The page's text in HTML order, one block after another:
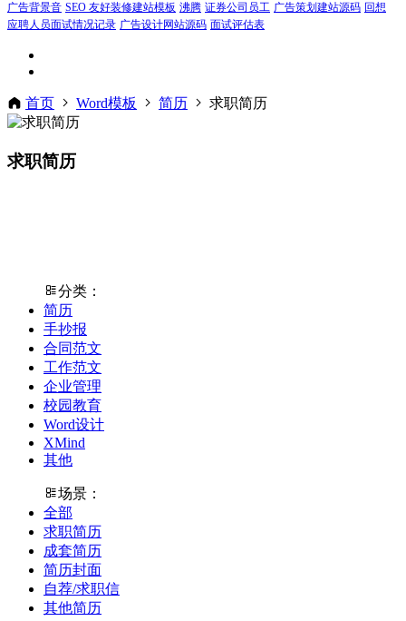
广告背景音 SEO 友好装修建站模板 沸腾 证券公司员工 广告策划建站源码 回想
应聘人员面试情况记录 广告设计网站源码 面试评估表
首页 Word模板 简历 求职简历
求职简历
分类：
简历
手抄报
合同范文
工作范文
企业管理
校园教育
Word设计
XMind
其他
场景：
全部
求职简历
成套简历
简历封面
自荐/求职信
其他简历